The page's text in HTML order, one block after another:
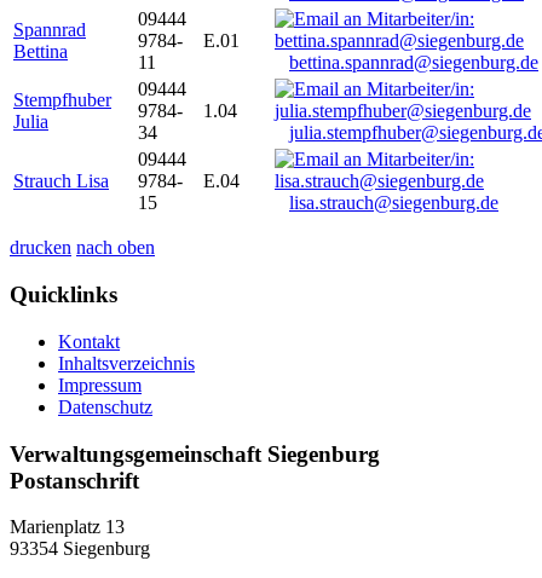
Spannrad
Bettina
09444
9784-
11
E.01
bettina.spannrad@siegenburg.de
Stempfhuber
Julia
09444
9784-
34
1.04
Strauch Lisa
09444
9784-
15
E.04
lisa.strauch@siegenburg.de
drucken nach oben
Quicklinks
Kontakt
Inhaltsverzeichnis
Impressum
Datenschutz
Verwaltungsgemeinschaft Siegenburg
Postanschrift
Marienplatz 13
93354 Siegenburg